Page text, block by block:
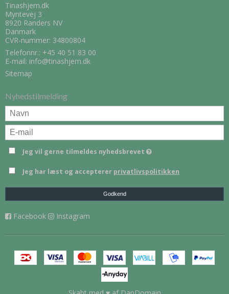
Tinashjem.dk
Myntevej 3
8920 Randers NV
Danmark
CVR-nummer: 34800804
Telefonnr.: +45 40 51 83 00
E-mail: info@tinashjem.dk
Sitemap
Nyhedstilmelding
Jeg vil gerne tilmeldes nyhedsbrevet
Jeg har læst og accepterer privatlivspolitikken
Godkend
Facebook Instagram